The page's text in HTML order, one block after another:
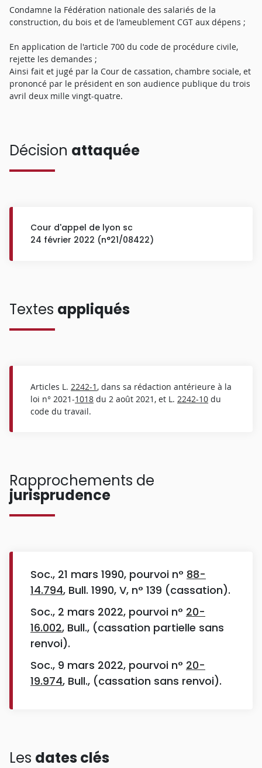
Condamne la Fédération nationale des salariés de la
construction, du bois et de l'ameublement CGT aux dépens ;
En application de l'article 700 du code de procédure civile,
rejette les demandes ;
Ainsi fait et jugé par la Cour de cassation, chambre sociale, et
prononcé par le président en son audience publique du trois
avril deux mille vingt-quatre.
Décision attaquée
Cour d'appel de lyon sc
24 février 2022 (n°21/08422)
Textes appliqués
Articles L. 2242-1 , dans sa rédaction antérieure à la
loi n° 2021-1018 du 2 août 2021, et L. 2242-10 du
code du travail.
Rapprochements de
jurisprudence
Soc., 21 mars 1990, pourvoi n° 88-
14.794, Bull. 1990, V, n° 139 (cassation).
Soc., 2 mars 2022, pourvoi n° 20-
16.002, Bull., (cassation partielle sans
renvoi).
Soc., 9 mars 2022, pourvoi n° 20-
19.974, Bull., (cassation sans renvoi).
Les dates clés